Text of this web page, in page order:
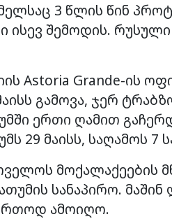
3 წლის წინ
ისევ შემოდის.
Astoria Grande-ის
გამოვა, ჯერ
ერთი ღამით
29 მაისს, საღამოს 7
მოქალაქეების
სანაპირო.
ამოიღო.